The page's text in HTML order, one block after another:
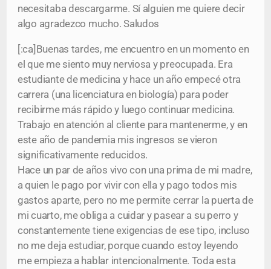
necesitaba descargarme. Sí alguien me quiere decir
algo agradezco mucho. Saludos
[:ca]Buenas tardes, me encuentro en un momento en
el que me siento muy nerviosa y preocupada. Era
estudiante de medicina y hace un año empecé otra
carrera (una licenciatura en biología) para poder
recibirme más rápido y luego continuar medicina.
Trabajo en atención al cliente para mantenerme, y en
este año de pandemia mis ingresos se vieron
significativamente reducidos.
Hace un par de años vivo con una prima de mi madre,
a quien le pago por vivir con ella y pago todos mis
gastos aparte, pero no me permite cerrar la puerta de
mi cuarto, me obliga a cuidar y pasear a su perro y
constantemente tiene exigencias de ese tipo, incluso
no me deja estudiar, porque cuando estoy leyendo
me empieza a hablar intencionalmente. Toda esta